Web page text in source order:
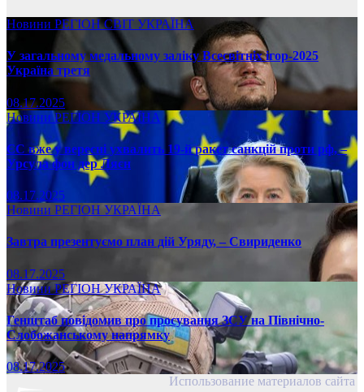
Новини РЕГІОНСВІТ УКРАЇНА
У загальному медальному заліку Всесвітніх ігор-2025
Україна третя
08.17.2025
НовиниРЕГІОН УКРАЇНА
ЄС вже у вересні ухвалить 19-й ракет санкцій проти рф, –
Урсула фон дер Ляєн
08.17.2025
Новини РЕГІОН УКРАЇНА
Завтра презентуємо план дій Уряду, – Свириденко
08.17.2025
НовиниРЕГІОНУКРАЇНА
Генштаб повідомив про просування ЗСУ на Північно-
Слобожанському напрямку
08.17.2025
Использование материалов сайта